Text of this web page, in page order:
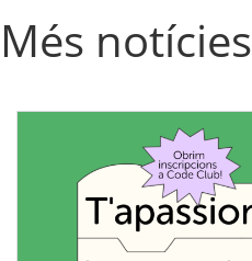
Més notícies